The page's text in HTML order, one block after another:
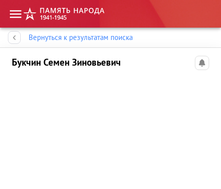
Вернуться к результатам поиска
Букчин Семен Зиновьевич
Память народа